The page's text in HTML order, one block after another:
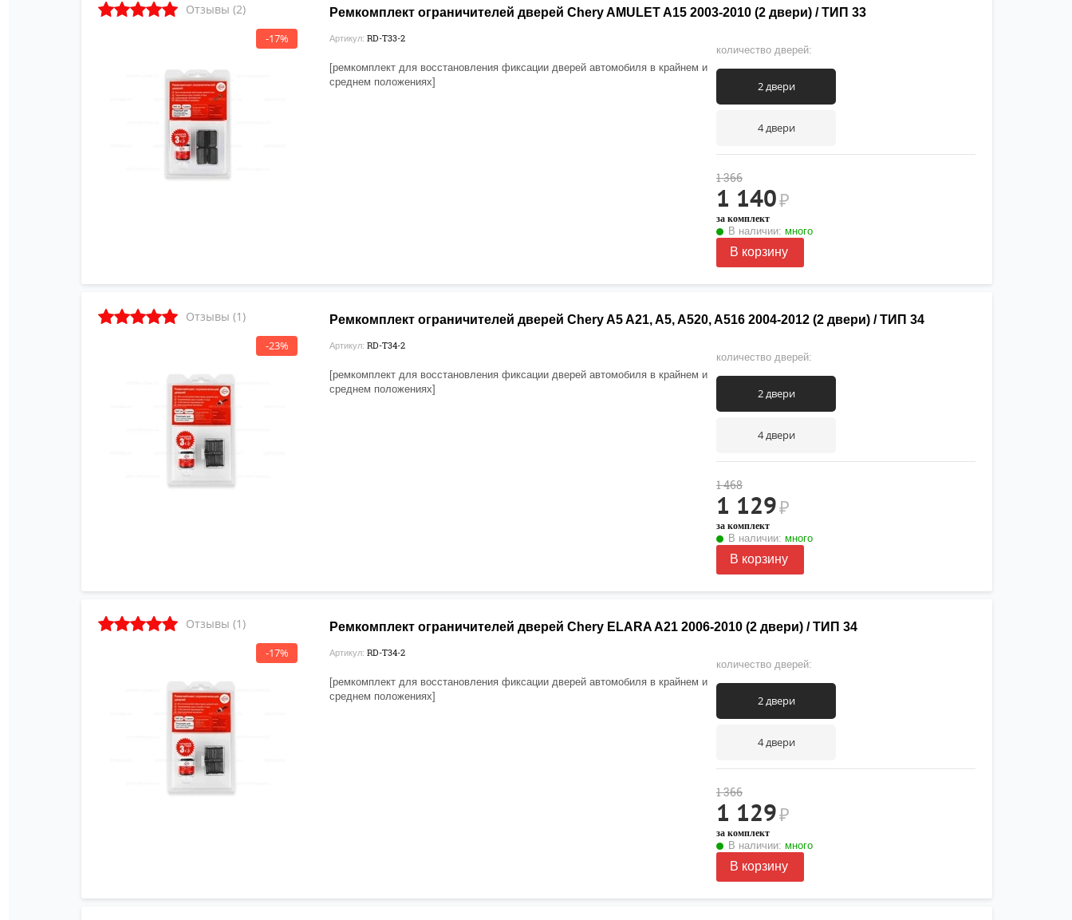
Отзывы (2)
-17%
Ремкомплект ограничителей дверей Chery AMULET A15 2003-2010 (2 двери) / ТИП 33
Артикул: RD-T33-2
[ремкомплект для восстановления фиксации дверей автомобиля в крайнем и
среднем положениях]
количество дверей:
2 двери
4 двери
1 366
1 140₽
за комплект
В наличии: много
В корзину
Отзывы (1)
-23%
Ремкомплект ограничителей дверей Chery A5 A21, A5, A520, A516 2004-2012 (2 двери) / ТИП 34
Артикул: RD-T34-2
[ремкомплект для восстановления фиксации дверей автомобиля в крайнем и
среднем положениях]
количество дверей:
2 двери
4 двери
1 468
1 129₽
за комплект
В наличии: много
В корзину
Отзывы (1)
-17%
Ремкомплект ограничителей дверей Chery ELARA A21 2006-2010 (2 двери) / ТИП 34
Артикул: RD-T34-2
[ремкомплект для восстановления фиксации дверей автомобиля в крайнем и
среднем положениях]
количество дверей:
2 двери
4 двери
1 366
1 129₽
за комплект
В наличии: много
В корзину